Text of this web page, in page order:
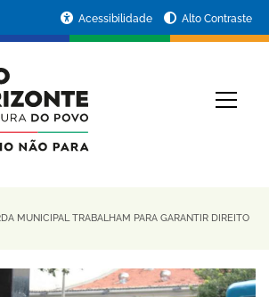
Acessibilidade Alto Contraste
MUNICIPAL TRABALHAM PARA GARANTIR DIREITO